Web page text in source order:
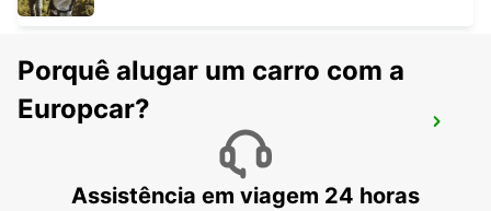
VANTAA VOLKSWAGEN CENTER
Porquê alugar um carro com a
Europcar?
Assistência em viagem 24 horas